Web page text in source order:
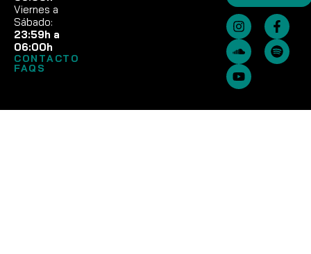
Viernes a
Sábado:
23:59h a
06:00h
CONTACTO
FAQS